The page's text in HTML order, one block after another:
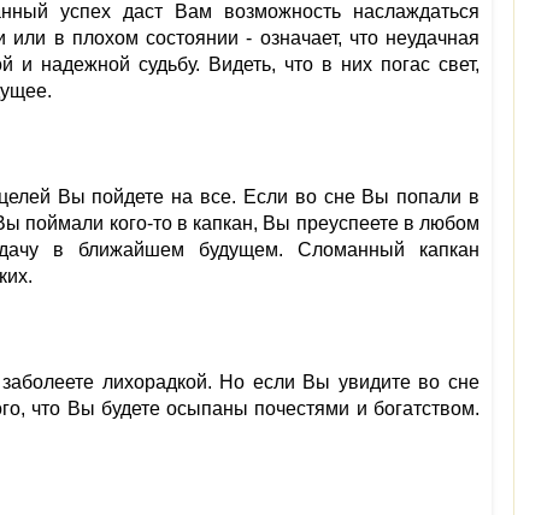
успех даст Вам возможность наслаждаться
в плохом состоянии - означает, что неудачная
надежной судьбу. Видеть, что в них погас свет,
целей Вы пойдете на все. Если во сне Вы попали в
поймали кого-то в капкан, Вы преуспеете в любом
в ближайшем будущем. Сломанный капкан
лихорадкой. Но если Вы увидите во сне
что Вы будете осыпаны почестями и богатством.